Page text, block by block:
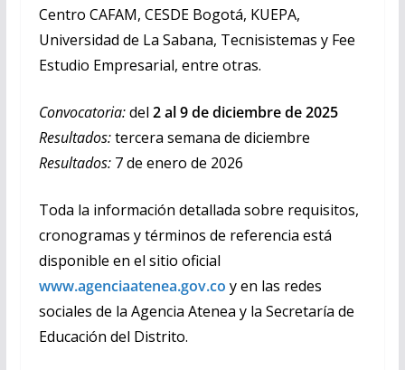
Centro CAFAM, CESDE Bogotá, KUEPA,
Universidad de La Sabana, Tecnisistemas y Fee
Estudio Empresarial, entre otras.
Convocatoria:del 2 al 9 de diciembre de 2025
Resultados:tercera semana de diciembre
Resultados:7 de enero de 2026
Toda la información detallada sobre requisitos,
cronogramas y términos de referencia está
disponible en el sitio oficial
www.agenciaatenea.gov.co y en las redes
sociales de la Agencia Atenea y la Secretaría de
Educación del Distrito.